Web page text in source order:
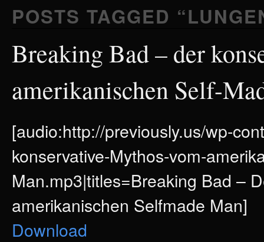
POSTS TAGGED “
Breaking Bad – der
amerikanischen Self-
[audio:http://previously.us/wp-
konservative-Mythos-vom-
Man.mp3|titles=Breaking Bad –
amerikanischen Selfmade Man]
Download